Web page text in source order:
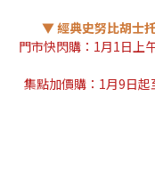
▼ 經典史努比胡士
門市快閃購：1月1日上
集點加價購：1月9日